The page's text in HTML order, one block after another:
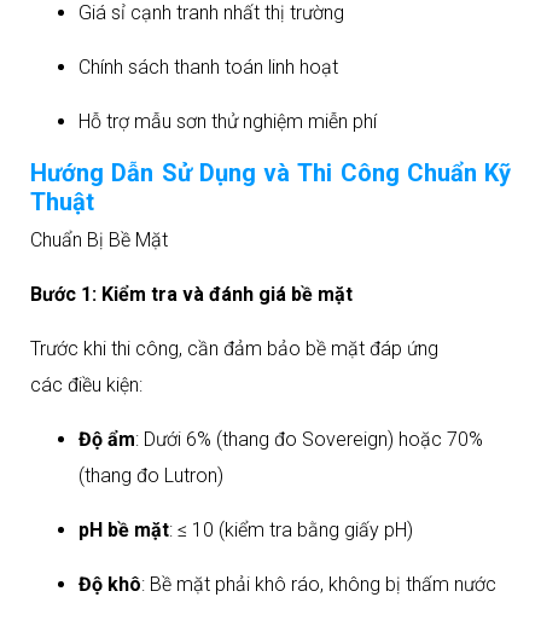
Giá sỉ cạnh tranh nhất thị trường
Chính sách thanh toán linh hoạt
Hỗ trợ mẫu sơn thử nghiệm miễn phí​
Hướng Dẫn Sử Dụng và Thi Công Chuẩn Kỹ
Thuật
Chuẩn Bị Bề Mặt
Bước 1: Kiểm tra và đánh giá bề mặt
Trước khi thi công, cần đảm bảo bề mặt đáp ứng
các điều kiện:
Độ ẩm: Dưới 6% (thang đo Sovereign) hoặc 70%
(thang đo Lutron)
pH bề mặt: ≤ 10 (kiểm tra bằng giấy pH)
Độ khô: Bề mặt phải khô ráo, không bị thấm nước